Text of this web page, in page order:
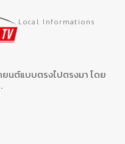
Local Informations
ถยนต์แบบตรงไปตรงมา โดย